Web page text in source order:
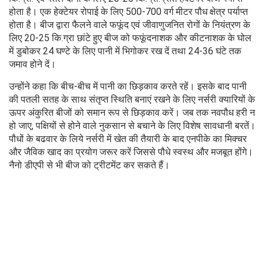
होता है। एक हेक्टेयर रोपाई के लिए 500-700 वर्ग मीटर पौध क्षेत्र पर्याप्त
होता है। बीज द्वारा फैलने वाले फफूंद एवं जीवाणुजनित रोगों के नियंत्रण के
लिए 20-25 कि.ग्रा छांटे हुए बीज को फफूंदनाशक और कीटनाशक के घोल
में डुबोकर 24 घण्टे के लिए पानी में भिगोकर रख दें तथा 24-36 घंटे तक
जमाव होने दें।
उन्होंने कहा कि बीच-बीच में पानी का छिड़काव करते रहें। इसके बाद पानी
की पतली सतह के साथ संतृप्त स्थिति बनाएं रखने के लिए नर्सरी क्यारियों के
ऊपर अंकुरित बीजों को समान रूप से छिड़काव करें। जब तक नवपौध हरी न
हो जाए, पक्षियों से होने वाले नुकसान से बचाने के लिए विशेष सावधानी बरतें।
पौधों के बढवार के लिये नर्सरी में खेत की तैयारी के बाद एनपीके का मिक्चर
और जैविक खाद का प्रयोग जरूर करें जिससे पौधे स्वस्थ और मजबूत होंगे।
नैनो डीएपी से भी बीज को ट्रीटमेंट कर सकते हैं।